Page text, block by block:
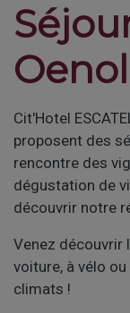
Cit'Hotel
proposent des
rencontre des
dégustation de
découvrir notre
Venez découvrir
voiture, à vélo
climats !